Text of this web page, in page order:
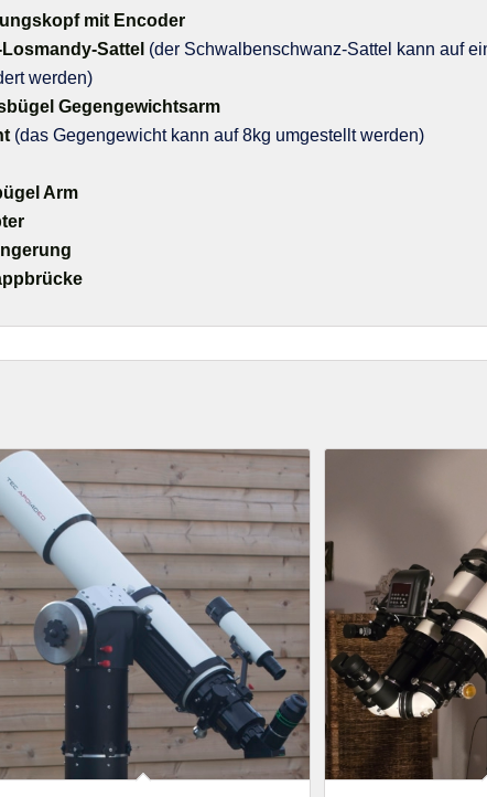
mit Encoder
Sattel (der Schwalbenschwanz-Sattel kann auf
werden)
Gegengewichtsarm
(das Gegengewicht kann auf 8kg umgestellt werden)
Arm